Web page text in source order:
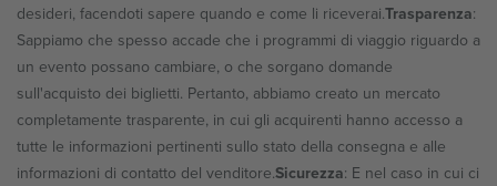
desideri, facendoti sapere quando e come li riceverai.Trasparenza:
Sappiamo che spesso accade che i programmi di viaggio riguardo a
un evento possano cambiare, o che sorgano domande
sull'acquisto dei biglietti. Pertanto, abbiamo creato un mercato
completamente trasparente, in cui gli acquirenti hanno accesso a
tutte le informazioni pertinenti sullo stato della consegna e alle
informazioni di contatto del venditore.Sicurezza: E nel caso in cui ci